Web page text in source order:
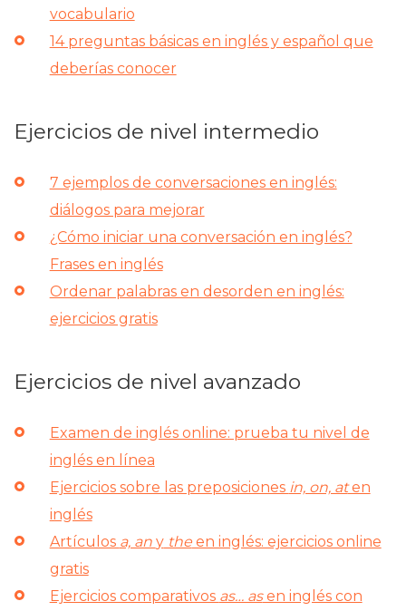
vocabulario
14 preguntas básicas en inglés y español que
deberías conocer
Ejercicios de nivel intermedio
7 ejemplos de conversaciones en inglés:
diálogos para mejorar
¿Cómo iniciar una conversación en inglés?
Frases en inglés
Ordenar palabras en desorden en inglés:
ejercicios gratis
Ejercicios de nivel avanzado
Examen de inglés online: prueba tu nivel de
inglés en línea
Ejercicios sobre las preposiciones in, on, aten
inglés
Artículos a, an ytheen inglés: ejercicios online
gratis
Ejercicios comparativos as… asen inglés con